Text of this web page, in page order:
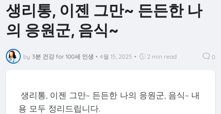
생리통, 이젠 그만~ 든든한 나
의 응원군, 음식~
by 3분 건강 for 100세 인생 • 4월 15, 2025 • 2 min read 0
생리통, 이젠 그만~ 든든한 나의 응원군, 음식~ 내
용 모두 정리드립니다.